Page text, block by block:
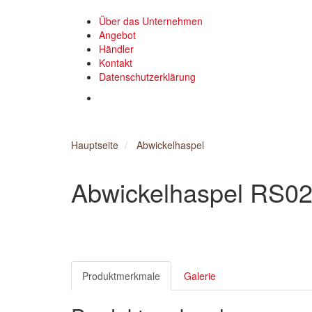
Über das Unternehmen
Angebot
Händler
Kontakt
Datenschutzerklärung
Hauptseite Abwickelhaspel
Abwickelhaspel RS02
Produktmerkmale Galerie